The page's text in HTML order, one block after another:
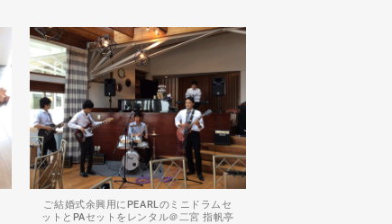
ご結婚式余興用にPEARLのミニドラムセ
ットとPAセットをレンタル＠二宮 指帆亭